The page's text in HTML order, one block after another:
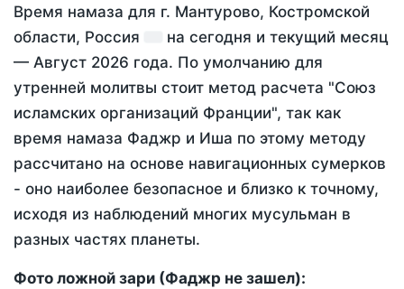
Время намаза для г. Мантурово, Костромской
области, Россия
на сегодня и текущий месяц
— Август 2026 года. По умолчанию для
утренней молитвы стоит метод расчета "Союз
исламских организаций Франции", так как
время намаза Фаджр и Иша по этому методу
рассчитано на основе навигационных сумерков
- оно наиболее безопасное и близко к точному,
исходя из наблюдений многих мусульман в
разных частях планеты.
Фото ложной зари (Фаджр не зашел):